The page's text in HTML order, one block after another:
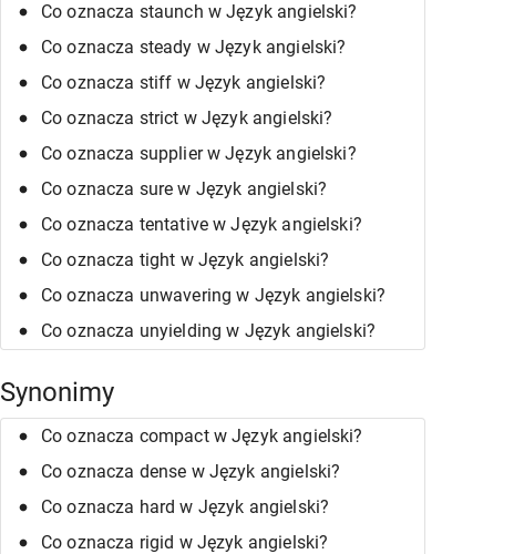
Co oznacza staunch w Język angielski?
Co oznacza steady w Język angielski?
Co oznacza stiff w Język angielski?
Co oznacza strict w Język angielski?
Co oznacza supplier w Język angielski?
Co oznacza sure w Język angielski?
Co oznacza tentative w Język angielski?
Co oznacza tight w Język angielski?
Co oznacza unwavering w Język angielski?
Co oznacza unyielding w Język angielski?
Synonimy
Co oznacza compact w Język angielski?
Co oznacza dense w Język angielski?
Co oznacza hard w Język angielski?
Co oznacza rigid w Język angielski?